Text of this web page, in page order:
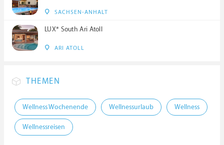
SACHSEN-ANHALT
LUX* South Ari Atoll
ARI ATOLL
THEMEN
Wellness Wochenende Wellnessurlaub Wellness
Wellnessreisen